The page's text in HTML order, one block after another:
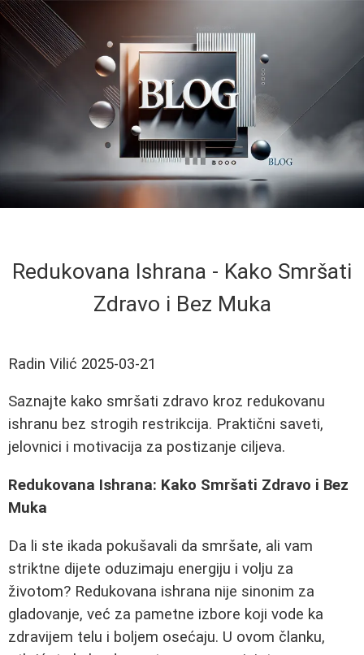
Redukovana Ishrana - Kako Smršati
Zdravo i Bez Muka
Radin Vilić 2025-03-21
Saznajte kako smršati zdravo kroz redukovanu
ishranu bez strogih restrikcija. Praktični saveti,
jelovnici i motivacija za postizanje ciljeva.
Redukovana Ishrana: Kako Smršati Zdravo i Bez
Muka
Da li ste ikada pokušavali da smršate, ali vam
striktne dijete oduzimaju energiju i volju za
životom? Redukovana ishrana nije sinonim za
gladovanje, već za pametne izbore koji vode ka
zdravijem telu i boljem osećaju. U ovom članku,